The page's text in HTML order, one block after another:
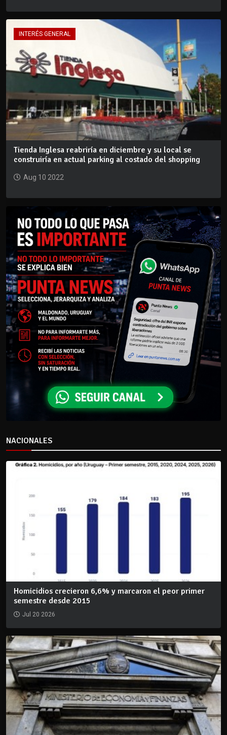
INTERÉS GENERAL
Tienda Inglesa reabriría en diciembre y su local se
construiría en actual parking al costado del shopping
Aug 10 2022
NACIONALES
Homicidios crecieron 6,6% y marcaron el peor primer
semestre desde 2015
Jul 20 2026